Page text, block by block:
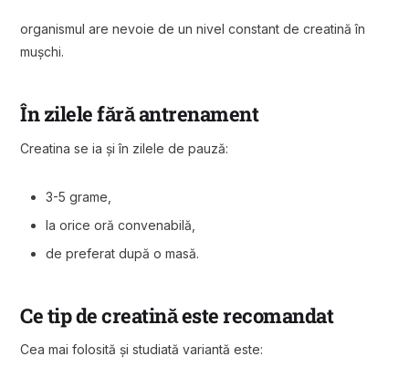
organismul are nevoie de un nivel constant de creatină în
mușchi.
În zilele fără antrenament
Creatina se ia și în zilele de pauză:
3-5 grame,
la orice oră convenabilă,
de preferat după o masă.
Ce tip de creatină este recomandat
Cea mai folosită și studiată variantă este: